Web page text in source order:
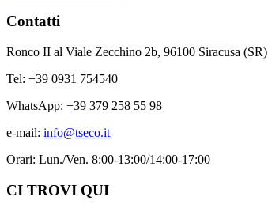
Contatti
Ronco II al Viale Zecchino 2b, 96100 Siracusa (SR)
Tel: +39 0931 754540
WhatsApp: +39 379 258 55 98
e-mail: info@tseco.it
Orari: Lun./Ven. 8:00-13:00/14:00-17:00
CI TROVI QUI